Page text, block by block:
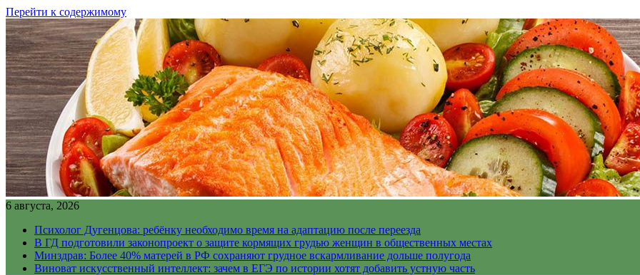
Перейти к содержимому
6 августа, 2026
Психолог Дугенцова: ребёнку необходимо время на адаптацию после переезда
В ГД подготовили законопроект о защите кормящих грудью женщин в общественных местах
Минздрав: Более 40% матерей в РФ сохраняют грудное вскармливание дольше полугода
Виноват искусственный интеллект: зачем в ЕГЭ по истории хотят добавить устную часть